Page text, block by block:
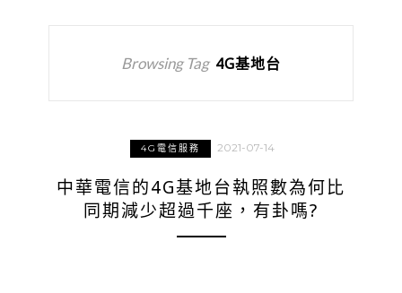
Browsing Tag 4G基地台
4G電信服務 2021-07-14
中華電信的4G基地台執照數為何比
同期減少超過千座，有卦嗎?